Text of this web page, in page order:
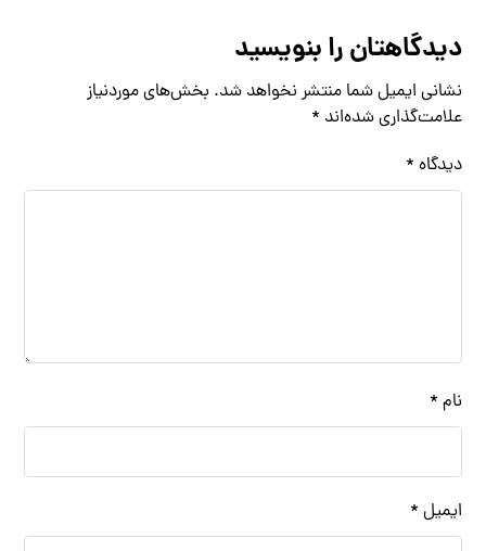
دیدگاهتان را بنویسید
نشانی ایمیل شما منتشر نخواهد شد. بخش‌های موردنیاز
علامت‌گذاری شده‌اند *
دیدگاه *
نام *
ایمیل *